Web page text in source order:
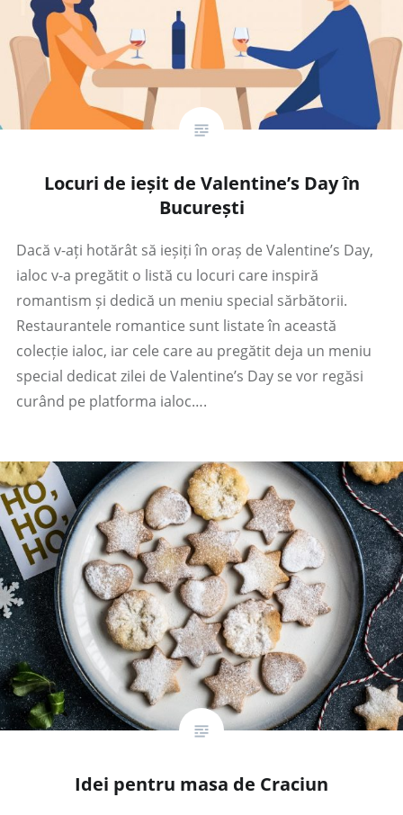
Locuri de ieșit de Valentine’s Day în
București
Dacă v-ați hotărât să ieșiți în oraș de Valentine’s Day,
ialoc v-a pregătit o listă cu locuri care inspiră
romantism și dedică un meniu special sărbătorii.
Restaurantele romantice sunt listate în această
colecție ialoc, iar cele care au pregătit deja un meniu
special dedicat zilei de Valentine’s Day se vor regăsi
curând pe platforma ialoc….
Idei pentru masa de Craciun